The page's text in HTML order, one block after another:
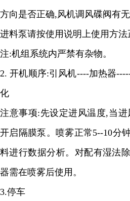
方向是否正确,风机调风碟阀有无
进料泵请按使用说明上使用方法
注:机组系统内严禁有杂物。
2.开机顺序:引风机----加热器
化
注意事项:先设定进风温度,当进
开启隔膜泵。喷雾正常5--10分钟
料进行数据分析。对配有湿法
器需在喷雾后使用。
3.停车